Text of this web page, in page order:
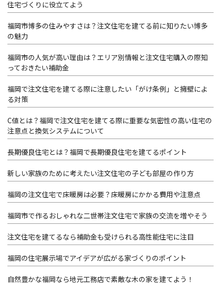
住宅づくりに役立てよう
福岡市博多の住みやすさは？注文住宅を建てる前に知りたい博多
の魅力
福岡市の人気が高い理由は？エリア別情報と注文住宅購入の際知
っておきたい補助金
福岡で注文住宅を建てる際に注意したい「がけ条例」と擁壁によ
る対策
C値とは？福岡で注文住宅を建てる際に重要な気密性の高い住宅の
注意点と換気システムについて
長期優良住宅とは？福岡で長期優良住宅を建てるポイント
新しい家族のために考えたい注文住宅の子ども部屋の作り方
福岡の注文住宅で床暖房は必要？床暖房にかかる費用や注意点
福岡市で作るおしゃれな二世帯注文住宅で家族の交流を増やそう
注文住宅を建てるなら補助金も受けられる高性能住宅に注目
福岡の住宅展示場でアイデアが広がる家づくりのポイント
自然豊かな福岡なら地元工務店で素敵な木の家を建てよう！